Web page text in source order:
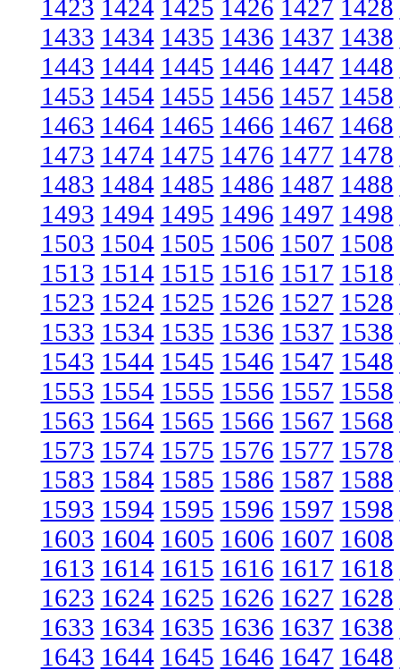
1423 1424 1425 1426 1427 1428
1433 1434 1435 1436 1437 1438
1443 1444 1445 1446 1447 1448
1453 1454 1455 1456 1457 1458
1463 1464 1465 1466 1467 1468
1473 1474 1475 1476 1477 1478
1483 1484 1485 1486 1487 1488
1493 1494 1495 1496 1497 1498
1503 1504 1505 1506 1507 1508
1513 1514 1515 1516 1517 1518
1523 1524 1525 1526 1527 1528
1533 1534 1535 1536 1537 1538
1543 1544 1545 1546 1547 1548
1553 1554 1555 1556 1557 1558
1563 1564 1565 1566 1567 1568
1573 1574 1575 1576 1577 1578
1583 1584 1585 1586 1587 1588
1593 1594 1595 1596 1597 1598
1603 1604 1605 1606 1607 1608
1613 1614 1615 1616 1617 1618
1623 1624 1625 1626 1627 1628
1633 1634 1635 1636 1637 1638
1643 1644 1645 1646 1647 1648